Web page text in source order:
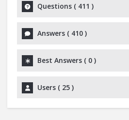
Questions ( 411 )
Answers ( 410 )
Best Answers ( 0 )
Users ( 25 )